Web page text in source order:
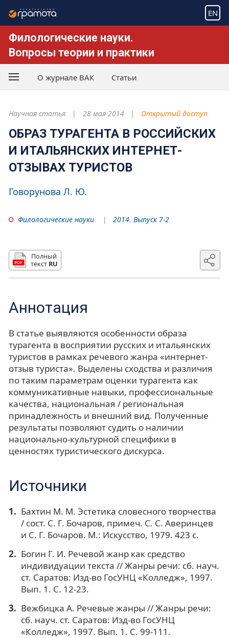
EN
Филологические науки.
Вопросы теории и практики
О журнале ВАК Статьи
Научная статья 28 мая 2014 Открытый доступ
ОБРАЗ ТУРАГЕНТА В РОССИЙСКИХ
И ИТАЛЬЯНСКИХ ИНТЕРНЕТ-
ОТЗЫВАХ ТУРИСТОВ
Говорунова Л. Ю.
Филологические науки 2014. Выпуск 7-2
Полный
текст RU
Аннотация
В статье выявляются особенности образа
турагента в восприятии русских и итальянских
туристов в рамках речевого жанра «интернет-
отзыв туриста». Выделены сходства и различия
по таким параметрам оценки турагента как
коммуникативные навыки, профессиональные
качества, национальная / региональная
принадлежность и внешний вид. Полученные
результаты позволяют судить о наличии
национально-культурной специфики в
ценностях туристического дискурса.
Источники
Бахтин М. М. Эстетика словесного творчества
/ сост. С. Г. Бочаров, примеч. С. С. Аверинцев
и С. Г. Бочаров. М.: Искусство, 1979. 423 с.
Богин Г. И. Речевой жанр как средство
индивидуации текста // Жанры речи: сб. науч.
ст. Саратов: Изд-во ГосУНЦ «Колледж», 1997.
Вып. 1. С. 12-23.
Вежбицка А. Речевые жанры // Жанры речи:
сб. науч. ст. Саратов: Изд-во ГосУНЦ
«Колледж», 1997. Вып. 1. С. 99-111.